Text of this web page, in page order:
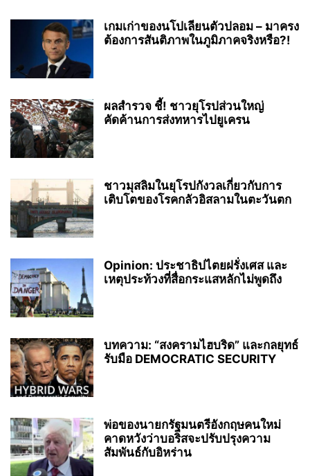
เกมเก่าของนโปเลียนตัวปลอม – มาครง
ต้องการสันติภาพในภูมิภาคจริงหรือ?!
ผลสำรวจ ชี้! ชาวยุโรปส่วนใหญ่
คัดค้านการส่งทหารไปยูเครน
ชาวมุสลิมในยุโรปกังวลเกี่ยวกับการ
เติบโตของโรคกลัวอิสลามในตะวันตก
Opinion: ประชาธิปไตยฝรั่งเศส และ
เหตุประท้วงที่สื่อกระแสหลักไม่พูดถึง
บทความ: “สงครามไฮบริด” และกลยุทธ์
รับมือ DEMOCRATIC SECURITY
พ่อของนายกรัฐมนตรีอังกฤษคนใหม่
คาดหวังว่าบอริสจะปรับปรุงความ
สัมพันธ์กับอิหร่าน